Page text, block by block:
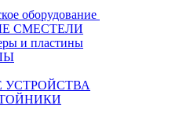
оборудование
СМЕСТЕЛИ
и пластины